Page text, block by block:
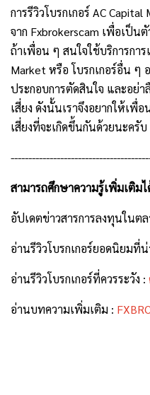
การรีวิวโบรกเกอร์ AC Capital
จาก Fxbrokerscam เพื่อเป็นตั
ถ้าเพื่อน ๆ สนใจใช้บริการการ
Marketหรือ โบรกเกอร์อื่น ๆ
ประกอบการตัดสินใจ และอย่
เสี่ยง ดังนั้นเราจึงอยากให้เพื่
เสี่ยงที่จะเกิดขึ้นกันด้วยนะครับ
สามารถศึกษาความรู้เพิ่มเติม
อัปเดตข่าวสารการลงทุนในตล
อ่านรีวิวโบรกเกอร์ยอดนิยมที่น่
อ่านรีวิวโบรกเกอร์ที่ควรระวัง :
อ่านบทความเพิ่มเติม :